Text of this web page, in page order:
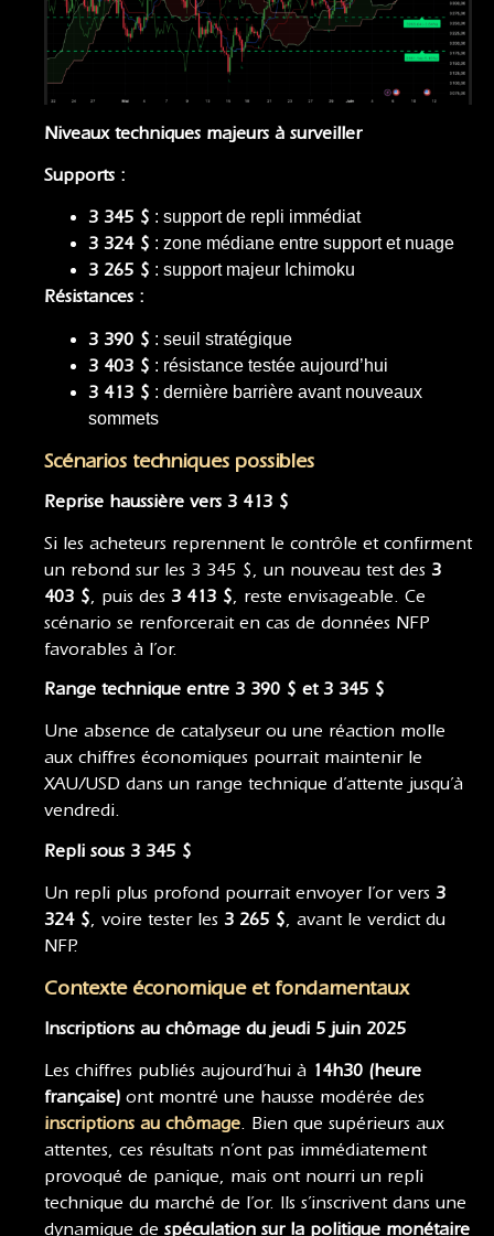
Niveaux techniques majeurs à surveiller
Supports :
3 345 $ : support de repli immédiat
3 324 $ : zone médiane entre support et nuage
3 265 $ : support majeur Ichimoku
Résistances :
3 390 $ : seuil stratégique
3 403 $ : résistance testée aujourd’hui
3 413 $ : dernière barrière avant nouveaux
sommets
Scénarios techniques possibles
Reprise haussière vers 3 413 $
Si les acheteurs reprennent le contrôle et confirment
un rebond sur les 3 345 $, un nouveau test des 3
403 $, puis des 3 413 $, reste envisageable. Ce
scénario se renforcerait en cas de données NFP
favorables à l’or.
Range technique entre 3 390 $ et 3 345 $
Une absence de catalyseur ou une réaction molle
aux chiffres économiques pourrait maintenir le
XAU/USD dans un range technique d’attente jusqu’à
vendredi.
Repli sous 3 345 $
Un repli plus profond pourrait envoyer l’or vers 3
324 $, voire tester les 3 265 $, avant le verdict du
NFP.
Contexte économique et fondamentaux
Inscriptions au chômage du jeudi 5 juin 2025
Les chiffres publiés aujourd’hui à 14h30 (heure
française) ont montré une hausse modérée des
inscriptions au chômage. Bien que supérieurs aux
attentes, ces résultats n’ont pas immédiatement
provoqué de panique, mais ont nourri un repli
technique du marché de l’or. Ils s’inscrivent dans une
dynamique de spéculation sur la politique monétaire